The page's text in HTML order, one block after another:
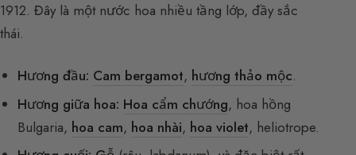
1912. Đây là một nước hoa nhiều tầng lớp, đầy sắc
thái.
Hương đầu: Cam bergamot, hương thảo mộc.
Hương giữa hoa: Hoa cẩm chướng, hoa hồng
Bulgaria, hoa cam, hoa nhài, hoa violet, heliotrope.